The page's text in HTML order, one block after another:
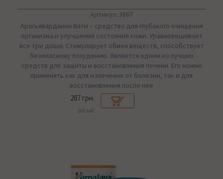
Артикул: 3867
Арогьявардхини Вати – средство для глубокого очищения
организма и улучшения состояния кожи. Уравновешивает
все три доши. Стимулирует обмен веществ, способствует
безопасному похудению. Является одним из лучших
средств для защиты и восстановления печени. Его можно
применять как для излечения от болезни, так и для
восстановления после нее
287 грн.
160 таб.